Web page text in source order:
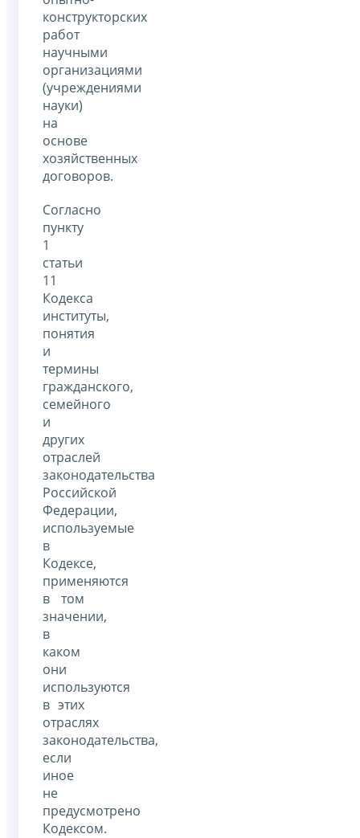
конструкторских
работ
научными
организациями
(учреждениями
науки)
на
основе
хозяйственных
договоров.
Согласно
пункту
1
статьи
11
Кодекса
институты,
понятия
и
термины
гражданского,
семейного
и
других
отраслей
законодательства
Российской
Федерации,
используемые
в
Кодексе,
применяются
в том
значении,
в
каком
они
используются
в этих
отраслях
законодательства,
если
иное
не
предусмотрено
Кодексом.